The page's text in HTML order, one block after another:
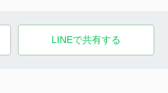
LINEで共有する